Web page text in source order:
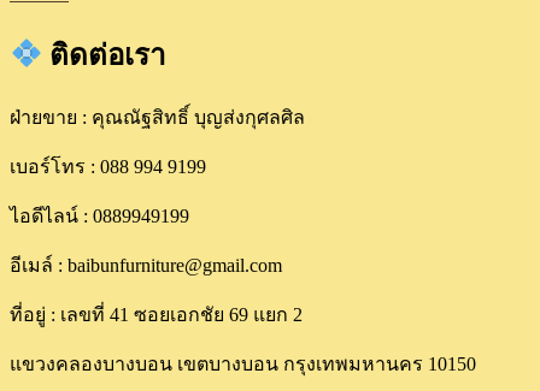
ติดต่อเรา
ฝ่ายขาย : คุณณัฐสิทธิ์ บุญส่งกุศลศิล
เบอร์โทร : 088 994 9199
ไอดีไลน์ : 0889949199
อีเมล์ : baibunfurniture@gmail.com
ที่อยู่ : เลขที่ 41 ซอยเอกชัย 69 แยก 2
แขวงคลองบางบอน เขตบางบอน กรุงเทพมหานคร 10150